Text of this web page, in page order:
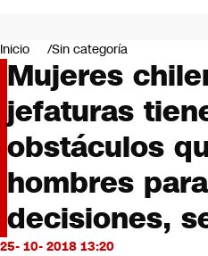
Negocios
Deportes
Programas completos
Cultura
Servicios
Bits
CNN tiempo
Futuro 360
Opinión
Inicio Sin categoría
Mujeres
jefaturas
obstáculos
hombres
decisiones,
25- 10- 2018 13:20